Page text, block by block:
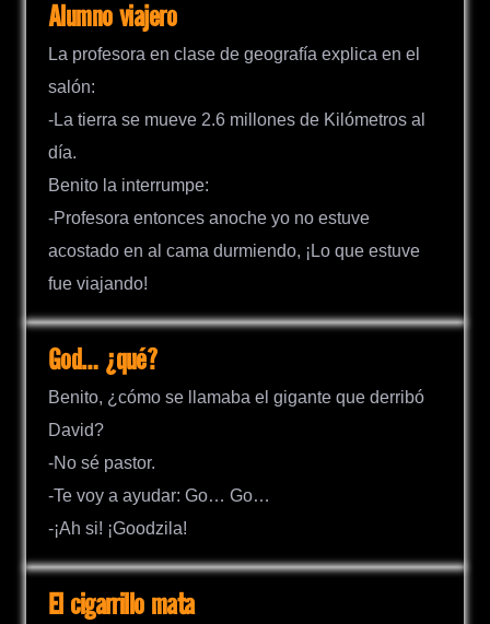
Alumno viajero
La profesora en clase de geografía explica en el
salón:
-La tierra se mueve 2.6 millones de Kilómetros al
día.
Benito la interrumpe:
-Profesora entonces anoche yo no estuve
acostado en al cama durmiendo, ¡Lo que estuve
fue viajando!
God… ¿qué?
Benito, ¿cómo se llamaba el gigante que derribó
David?
-No sé pastor.
-Te voy a ayudar: Go… Go…
-¡Ah si! ¡Goodzila!
El cigarrillo mata